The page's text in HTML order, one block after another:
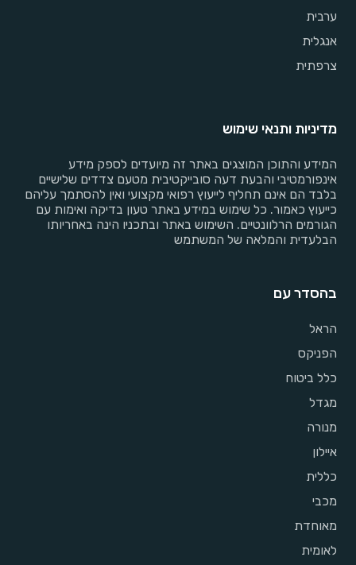
ערבית
אנגלית
צרפתית
מדיניות ותנאי שימוש
המידע והתוכן המוצגים באתר זה מיועדים לספק מידע
אינפורמטיבי והבעת דעה סובייקטיבית מטעם צדדים שלישיים
בלבד הם אינם תחליף לייעוץ רפואי מקצועי ואין להסתמך עליהם
כייעוץ כאמור. כל שימוש במידע באתר טעון בדיקה ואימות עם
הגורמים הרלוונטיים. השימוש באתר ובתכניו הינה באחריותו
הבלעדית והמלאה של המשתמש
בהסדר עם
הראל
הפניקס
כלל ביטוח
מגדל
מנורה
איילון
כללית
מכבי
מאוחדת
לאומית